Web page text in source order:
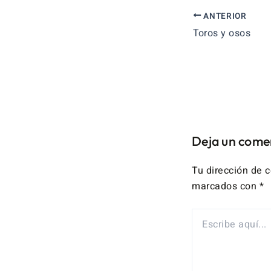
ANTERIOR
Toros y osos
Deja un
Tu dirección de
marcados con *
AQUÍ...